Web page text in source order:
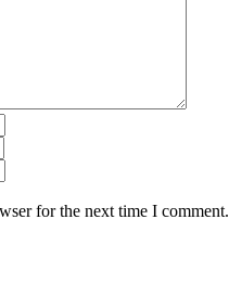
for the next time I comment.